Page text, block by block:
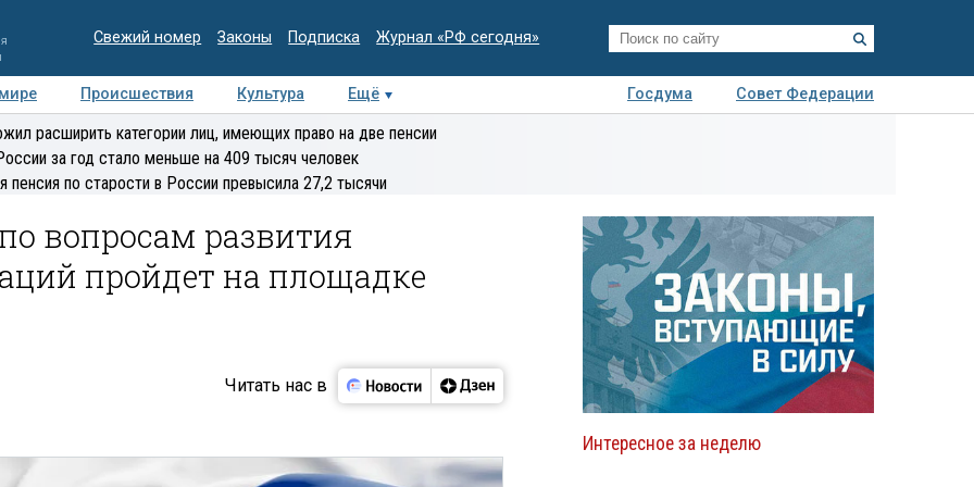
Свежий номер Законы Подписка Журнал «РФ сегодня»
Происшествия Культура Ещё Госдума
Совет Федерации
Медиацентр
Интервью Колумнисты
Деловая
расширить категории лиц, имеющих право на две пенсии
за год стало меньше на 409 тысяч человек
пенсия по старости в России превысила 27,2 тысячи
вопросам развития
пройдет на площадке
Читать нас в
Интересное за неделю